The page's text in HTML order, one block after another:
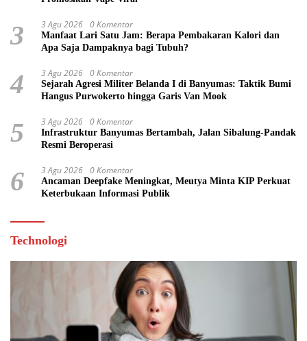
3 3 Agu 2026 0 Komentar
Manfaat Lari Satu Jam: Berapa Pembakaran Kalori dan
Apa Saja Dampaknya bagi Tubuh?
4 3 Agu 2026 0 Komentar
Sejarah Agresi Militer Belanda I di Banyumas: Taktik Bumi
Hangus Purwokerto hingga Garis Van Mook
5 3 Agu 2026 0 Komentar
Infrastruktur Banyumas Bertambah, Jalan Sibalung-Pandak
Resmi Beroperasi
6 3 Agu 2026 0 Komentar
Ancaman Deepfake Meningkat, Meutya Minta KIP Perkuat
Keterbukaan Informasi Publik
Technologi